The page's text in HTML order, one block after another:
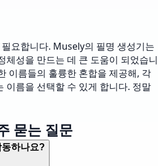
요합니다. Musely의 필명 생성기는
체성을 만드는 데 큰 도움이 되었습니
이름들의 훌륭한 혼합을 제공해, 각
이름을 선택할 수 있게 합니다. 정말
묻는 질문
하나요?